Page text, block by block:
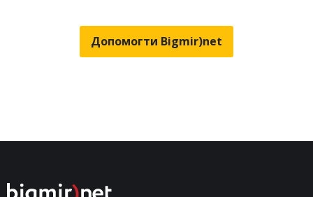
Допомогти Bigmir)net